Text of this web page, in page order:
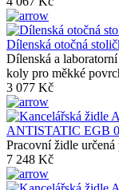
Dílenská otočná
Dílenská a
koly pro měkké
3 077 Kč
ANTISTATIC EGB
Pracovní židle
7 248 Kč